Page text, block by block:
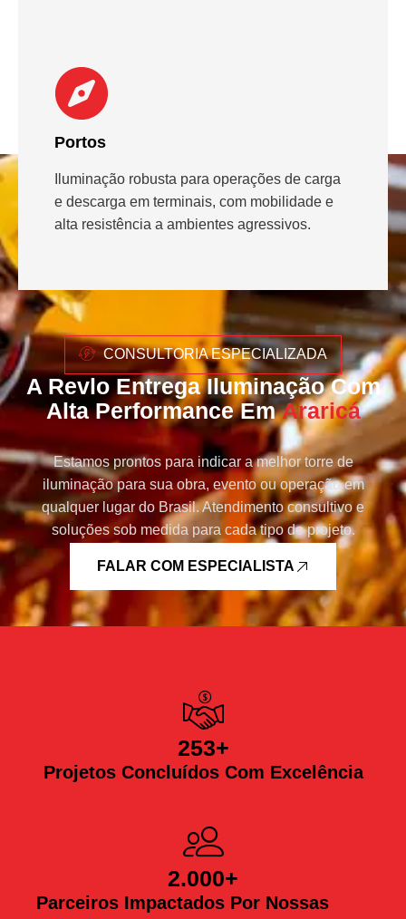
Portos
Iluminação robusta para operações de carga
e descarga em terminais, com mobilidade e
alta resistência a ambientes agressivos.
CONSULTORIA ESPECIALIZADA
A Revlo Entrega Iluminação Com
Alta Performance EmAraricá
Estamos prontos para indicar a melhor torre de
iluminação para sua obra, evento ou operação em
qualquer lugar do Brasil. Atendimento consultivo e
soluções sob medida para cada tipo de projeto.
FALAR COM ESPECIALISTA
Projetos Concluídos Com Excelência
253+
Parceiros Impactados Por Nossas
2.000+